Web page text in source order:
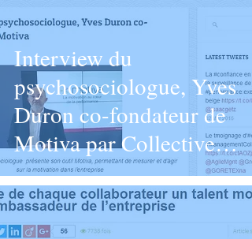
Interview du
psychosociologue, Yves
Duron co-fondateur de
Motiva par Collective
Org